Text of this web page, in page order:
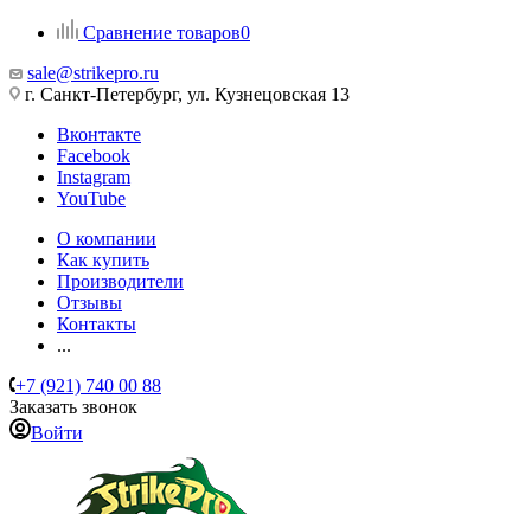
Сравнение товаров0
sale@strikepro.ru
г. Санкт-Петербург, ул. Кузнецовская 13
Вконтакте
Facebook
Instagram
YouTube
О компании
Как купить
Производители
Отзывы
Контакты
...
+7 (921) 740 00 88
Заказать звонок
Войти